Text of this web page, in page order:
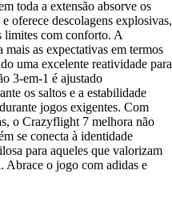
toda a extensão absorve os
oferece descolagens explosivas,
limites com conforto. A
as expectativas em termos
uma excelente reatividade para
3-em-1 é ajustado
os saltos e a estabilidade
jogos exigentes. Com
o Crazyflight 7 melhora não
se conecta à identidade
para aqueles que valorizam
Abrace o jogo com adidas e